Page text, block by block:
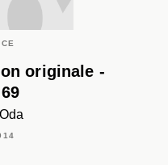
originale -